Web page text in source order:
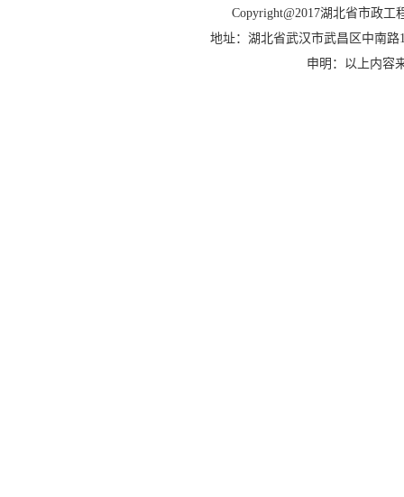
Copyright@2017湖北省市政
地址：湖北省武汉市武昌区中南路
申明：以上内容